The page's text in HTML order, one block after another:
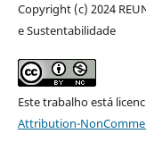
Copyright (c) 2024
e Sustentabilidade
Este trabalho está
Attribution-